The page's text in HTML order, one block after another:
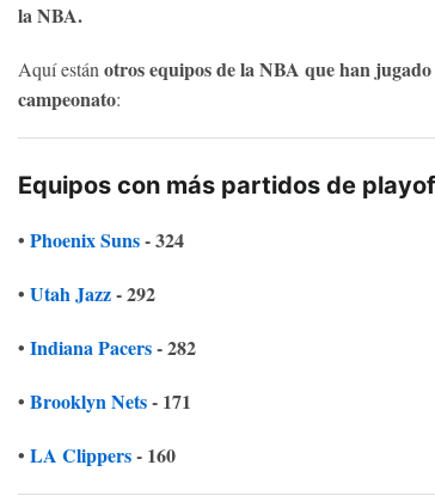
la NBA.
Aquí están otros equipos de la NBA que han
campeonato:
Equipos con más partidos de
• Phoenix Suns- 324
• Utah Jazz- 292
• Indiana Pacers- 282
• Brooklyn Nets- 171
• LA Clippers- 160